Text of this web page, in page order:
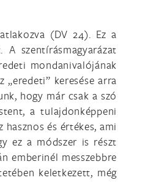
(DV 24). Ez a
szentírásmagyarázat
mondanivalójának
keresése arra
hogy már csak a szó
a tulajdonképpeni
és értékes, ami
ez a módszer is részt
emberinél messzebbre
keletkezett, még